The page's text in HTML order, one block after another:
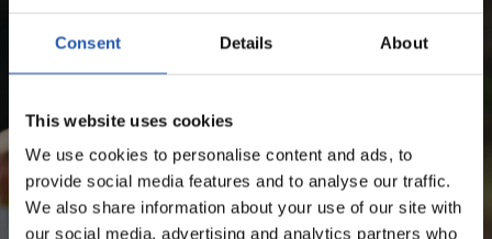
Consent Details About
This website uses cookies
We use cookies to personalise content and ads, to
provide social media features and to analyse our traffic.
We also share information about your use of our site with
our social media, advertising and analytics partners who
¡SOLO PARA USUARIOS
REGISTRADOS!
Este contenido es solo para los usuarios registrados en
nuestra web.